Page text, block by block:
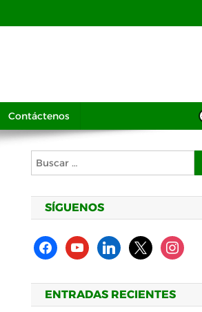
Contáctenos
SÍGUENOS
facebookyoutubelinkedin
x
ENTRADAS RECIENTES